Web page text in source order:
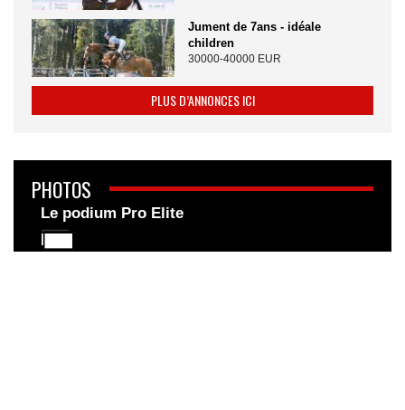
Jument de 7ans - idéale
children
30000-40000 EUR
PLUS D’ANNONCES ICI
PHOTOS
Le podium Pro Elite